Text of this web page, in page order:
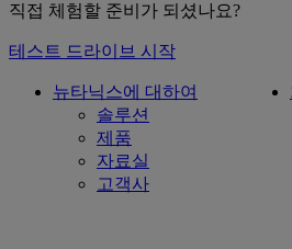
직접 체험할 준비가 되셨나요?
테스트 드라이브 시작
뉴타닉스에 대하여
솔루션
제품
자료실
고객사